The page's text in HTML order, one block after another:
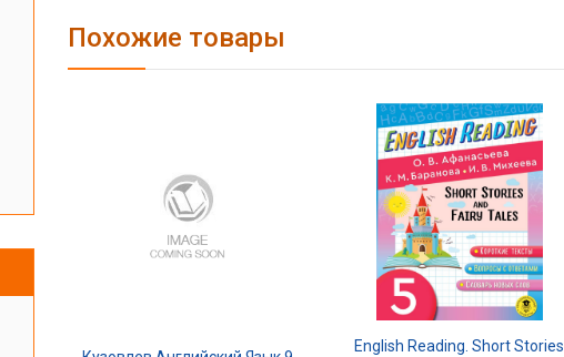
Похожие товары
English Reading. Short Stories